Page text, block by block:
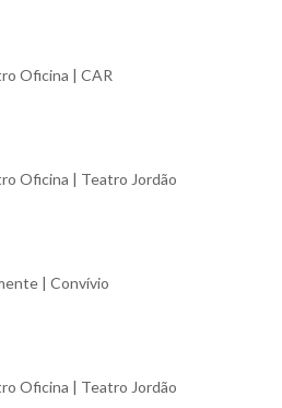
Oficina | CAR
Oficina | Teatro Jordão
| Convívio
Oficina | Teatro Jordão